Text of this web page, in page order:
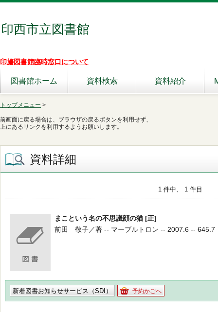
印西市立図書館
印旛図書館臨時窓口について
図書館ホーム 資料検索 資料紹介
トップメニュー >
前画面に戻る場合は、ブラウザの戻るボタンを利用せず、
上にあるリンクを利用するようお願いします。
資料詳細
1 件中、 1 件目
まこという名の不思議顔の猫 [正]
前田 敬子／著 -- マーブルトロン -- 2007.6 -- 645.7
新着図書お知らせサービス（SDI） 予約かごへ